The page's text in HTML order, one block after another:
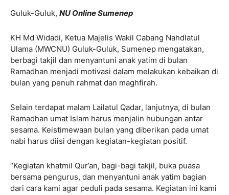
Guluk-Guluk, NU Online Sumenep
KH Md Widadi, Ketua Majelis Wakil Cabang Nahdlatul
Ulama (MWCNU) Guluk-Guluk, Sumenep mengatakan,
berbagi takjil dan menyantuni anak yatim di bulan
Ramadhan menjadi motivasi dalam melakukan kebaikan di
bulan yang penuh rahmat dan maghfirah.
Selain terdapat malam Lailatul Qadar, lanjutnya, di bulan
Ramadhan umat Islam harus menjalin hubungan antar
sesama. Keistimewaan bulan yang diberikan pada umat
nabi harus diisi dengan kegiatan-kegiatan positif.
“Kegiatan khatmil Qur’an, bagi-bagi takjil, buka puasa
bersama pengurus, dan menyantuni anak yatim bagian
dari cara kami agar peduli pada sesama. Kegiatan ini kami